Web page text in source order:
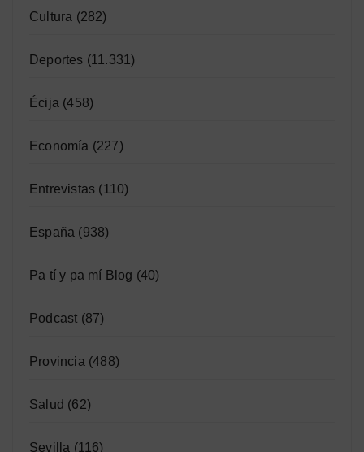
Cultura (282)
Deportes (11.331)
Écija (458)
Economía (227)
Entrevistas (110)
España (938)
Pa tí y pa mí Blog (40)
Podcast (87)
Provincia (488)
Salud (62)
Sevilla (116)